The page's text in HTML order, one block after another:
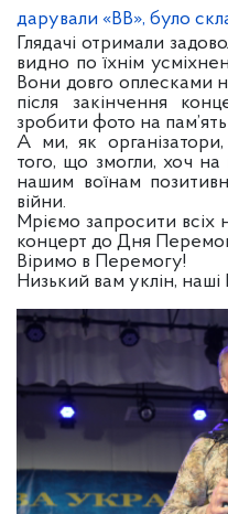
дарували «ВВ», було
Глядачі отримали
видно по їхнім
Вони довго оплесками
після закінчення
зробити фото на
А ми, як
того, що змогли, хоч
нашим воїнам
війни.
Мріємо запросити всіх
концерт до Дня
Віримо в Перемогу!
Низький вам уклін, наші